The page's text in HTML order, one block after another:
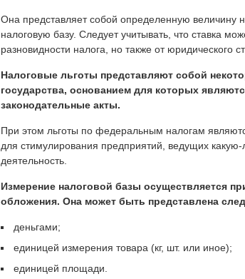
Она представляет собой определенную величину
налоговую базу. Следует учитывать, что ставка
разновидности налога, но также от юридического
Налоговые льготы представляют собой
государства, основанием для которых
законодательные акты.
При этом льготы по федеральным налогам
для стимулирования предприятий, ведущих
деятельность.
Измерение налоговой базы осуществляется
обложения. Она может быть представлена
деньгами;
единицей измерения товара (кг, шт. или иное);
единицей площади.